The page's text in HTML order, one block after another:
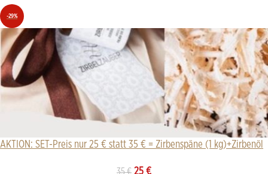
-29%
AKTION: SET-Preis nur 25 € statt 35 € = Zirbenspäne (1 kg)+Zirbenöl
35€ 25 €